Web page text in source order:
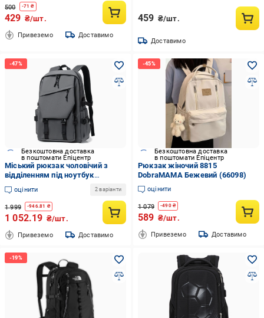
500 -71 ₴
429 ₴/шт.
Привеземо Доставимо
459 ₴/шт.
Доставимо
Безкоштовна доставка
в поштомати Епіцентр
Міський рюкзак чоловічий з
відділенням під ноутбук
47x32x16 см Сірий (Р3С3Н)
оцінити 2 варіанти
1 999 -946.81 ₴
1 052.19 ₴/шт.
Привеземо Доставимо
Безкоштовна доставка
в поштомати Епіцентр
Рюкзак жіночий 8815
DobraMAMA Бежевий (66098)
оцінити
1 079 -490₴
589 ₴/шт.
Привеземо Доставимо